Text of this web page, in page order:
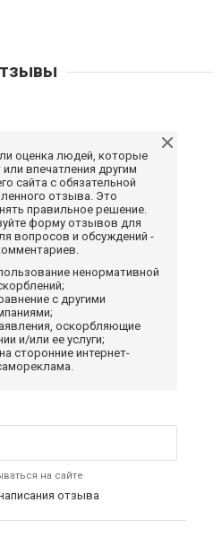
оценка людей, которые
впечатления другим
сайта с обязательной
отзыва. Это
правильное решение.
форму отзывов для
вопросов и обсуждений -
ненормативной
с другими
оскорбляющие
и/или ее услуги;
сторонние интернет-
на сайте
отзыва